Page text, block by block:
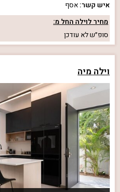
איש קשר:אסף
מחיר לוילה החל מ:
סופ״שלא עודכן
וילה מיה